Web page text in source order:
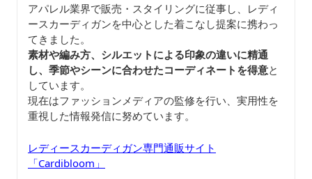
アパレル業界で販売・スタイリングに従事し、レディ
ースカーディガンを中心とした着こなし提案に携わっ
てきました。
素材や編み方、シルエットによる印象の違いに精通
し、季節やシーンに合わせたコーディネートを得意と
しています。
現在はファッションメディアの監修を行い、実用性を
重視した情報発信に努めています。
レディースカーディガン専門通販サイト
「Cardibloom」